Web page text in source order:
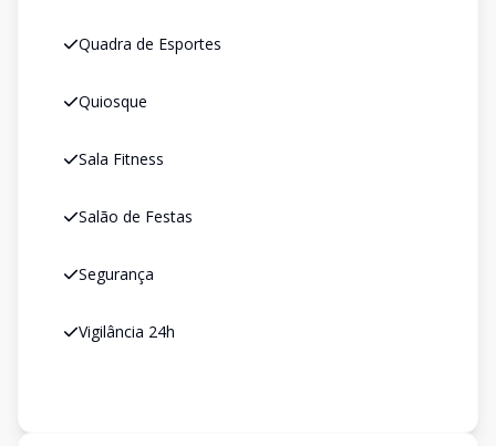
Quadra de Esportes
Quiosque
Sala Fitness
Salão de Festas
Segurança
Vigilância 24h